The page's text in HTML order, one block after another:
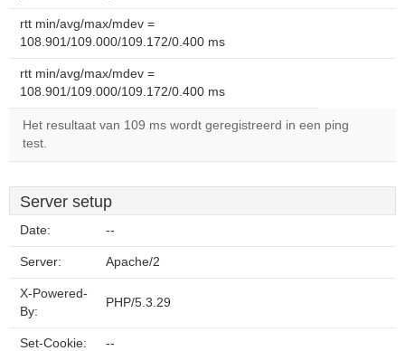
rtt min/avg/max/mdev =
108.901/109.000/109.172/0.400 ms
rtt min/avg/max/mdev =
108.901/109.000/109.172/0.400 ms
Het resultaat van 109 ms wordt geregistreerd in een ping
test.
Server setup
Date: --
Server: Apache/2
X-Powered-
By:
PHP/5.3.29
Set-Cookie: --